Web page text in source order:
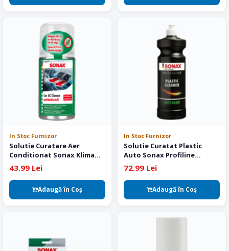
In Stoc Furnizor
Solutie Curatare Aer
Conditionat Sonax Klima
Power Cleaner Air Aid 100 ml
43.99 Lei
Adaugă în Coş
In Stoc Furnizor
Solutie Curatat Plastic
Auto Sonax Profiline
Sensitive Surface Detailer
1L
72.99 Lei
Adaugă în Coş